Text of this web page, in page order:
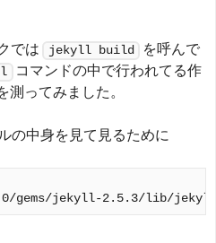
では jekyll build
を呼んで
コマンドの中で行われてる作
測ってみました。
の中身を見て見るために